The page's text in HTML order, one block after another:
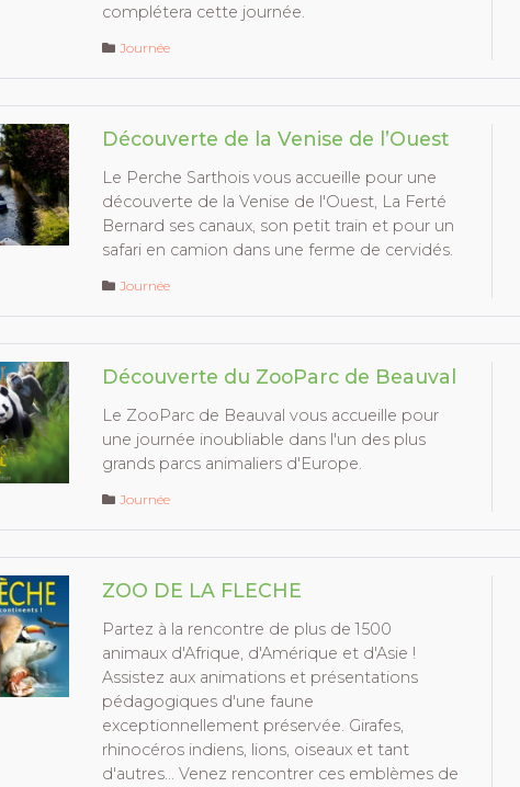
complétera cette journée.
Journée
Découverte de la Venise de l’Ouest
Le Perche Sarthois vous accueille pour une
découverte de la Venise de l'Ouest, La Ferté
Bernard ses canaux, son petit train et pour un
safari en camion dans une ferme de cervidés.
Journée
Découverte du ZooParc de Beauval
Le ZooParc de Beauval vous accueille pour
une journée inoubliable dans l'un des plus
grands parcs animaliers d'Europe.
Journée
ZOO DE LA FLECHE
Partez à la rencontre de plus de 1500
animaux d'Afrique, d'Amérique et d'Asie !
Assistez aux animations et présentations
pédagogiques d'une faune
exceptionnellement préservée. Girafes,
rhinocéros indiens, lions, oiseaux et tant
d'autres... Venez rencontrer ces emblèmes de